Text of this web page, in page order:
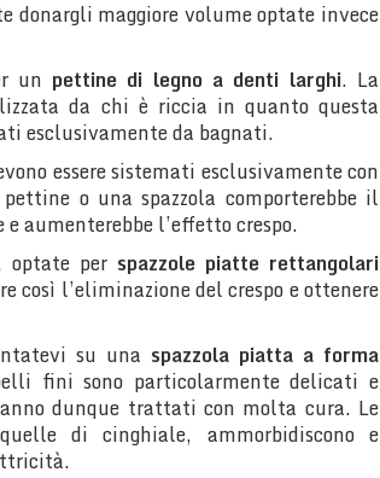
donargli maggiore volume optate invece
un pettine di legno a denti larghi. La
da chi è riccia in quanto questa
esclusivamente da bagnati.
essere sistemati esclusivamente con
o una spazzola comporterebbe il
aumenterebbe l’effetto crespo.
optate per spazzole piatte rettangolari
così l’eliminazione del crespo e ottenere
su una spazzola piatta a forma
fini sono particolarmente delicati e
dunque trattati con molta cura. Le
di cinghiale, ammorbidiscono e